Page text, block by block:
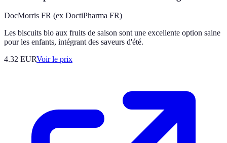
DocMorris FR (ex DoctiPharma FR)
Les biscuits bio aux fruits de saison sont une excellente option saine
pour les enfants, intégrant des saveurs d'été.
4.32 EURVoir le prix